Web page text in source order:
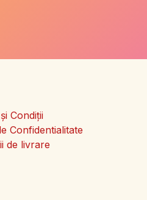
Condiții
Confidentialitate
de livrare